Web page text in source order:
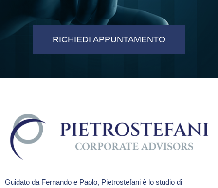
RICHIEDI APPUNTAMENTO
Guidato da Fernando e Paolo, Pietrostefani è lo studio di